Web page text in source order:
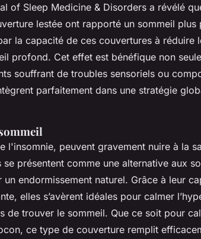
of Sleep Medicine & Disorders a révélé
lestée ont rapporté un sommeil
la capacité de ces couvertures à réduire
profond. Cet effet est bénéfique non
souffrant de troubles sensoriels ou
parfaitement dans une stratégie
l'insomnie, peuvent gravement nuire à la
présentent comme une alternative aux
endormissement naturel. Grâce à leur
elles s’avèrent idéales pour calmer
de trouver le sommeil. Que ce soit pour
ce type de couverture remplit